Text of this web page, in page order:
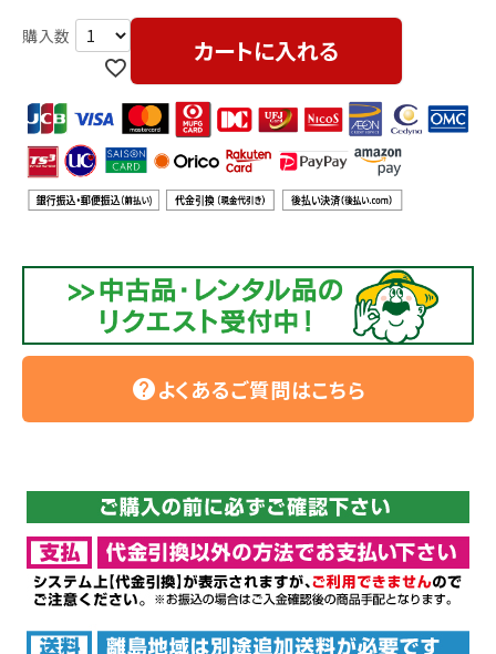
カートに入れる
helpよくあるご質問はこちら